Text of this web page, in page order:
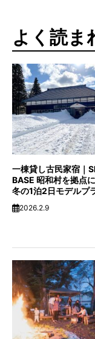
よく読ま
一棟貸し古民家宿｜
BASE 昭和村を拠点
冬の1泊2日モデルプ
2026.2.9